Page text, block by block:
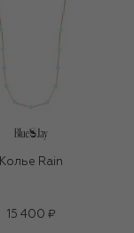
Колье Rain
15 400 ₽